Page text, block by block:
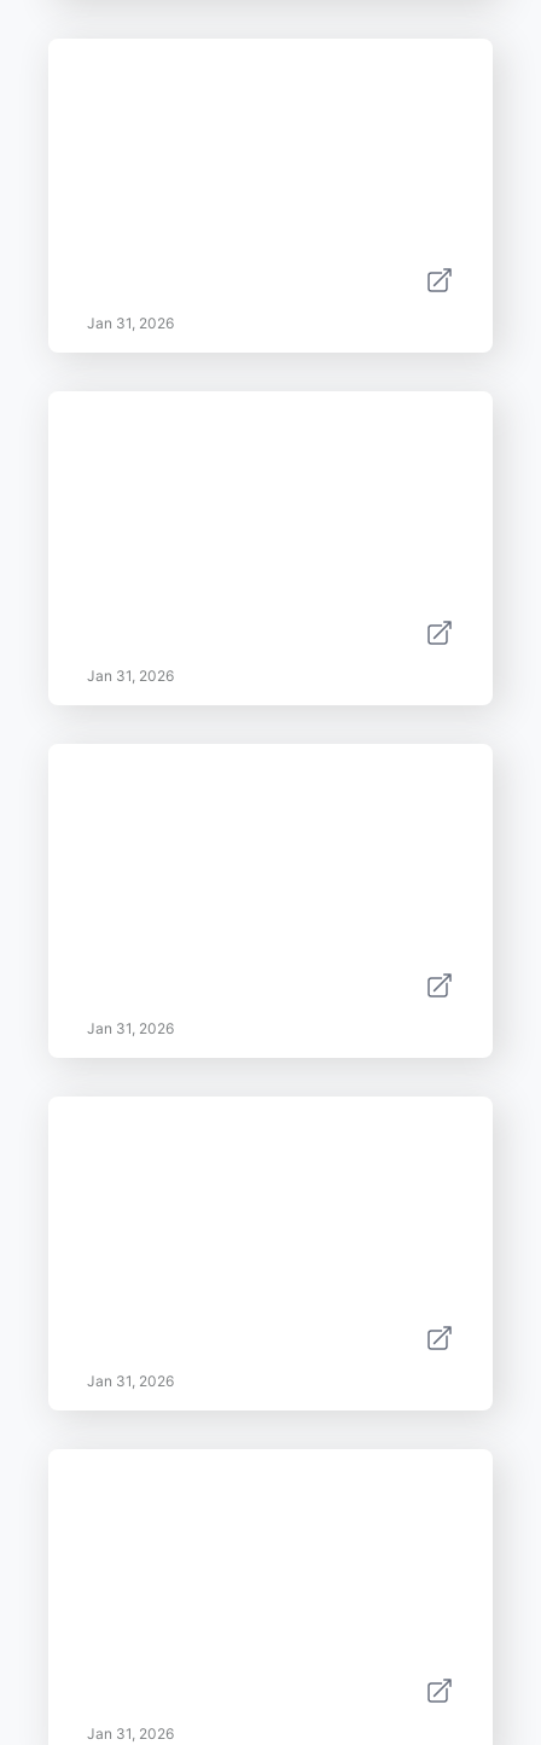
Jan 31, 2026
Jan 31, 2026
Jan 31, 2026
Jan 31, 2026
Jan 31, 2026